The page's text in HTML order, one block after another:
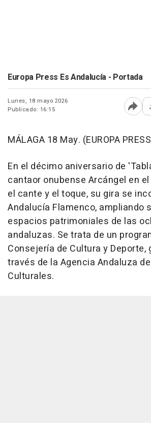
Europa Press Es Andalucía - Portada
Lunes, 18 mayo 2026
Publicado: 16:15
MÁLAGA 18 May. (EUROPA
En el décimo aniversario de
cantaor onubense Arcángel en
el cante y el toque, su gira se
Andalucía Flamenco, ampliando
espacios patrimoniales de las
andaluzas. Se trata de un
Consejería de Cultura y Deporte,
través de la Agencia Andaluza
Culturales.